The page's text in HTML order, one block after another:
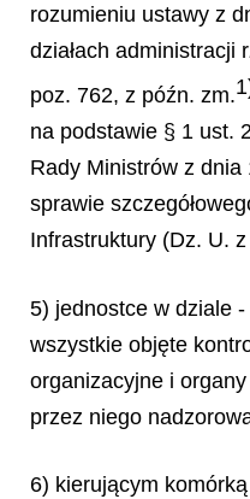
rozumieniu ustawy z
działach administracji
poz. 762, z późn. zm.
na podstawie § 1 ust.
Rady Ministrów z dnia
sprawie
Infrastruktury (Dz. U.
5) jednostce w dziale
wszystkie objęte
organizacyjne i
przez niego
6) kierującym